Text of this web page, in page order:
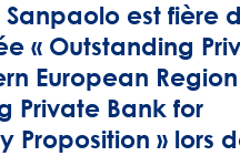
Sanpaolo est fière
« Outstanding
European Region
Private Bank for
Proposition » lors